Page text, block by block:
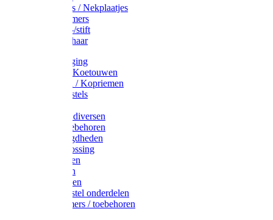
Halsplaatjes / Nekplaatjes
Kokernummers
Merkspray-/stift
Veemerkschaar
Uierverzorging
Halsters & Koetouwen
Halsriemen / Kopriemen
Koerugborstels
Koe / Stier diversen
Melkers toebehoren
Stalbenodigdheden
Kalververlossing
Stierenringen
Onthoornen
Kalverflessen
Koerugborstel onderdelen
Kalveremmers / toebehoren